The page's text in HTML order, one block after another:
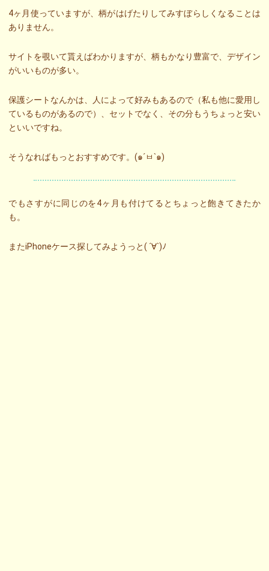
4ヶ月使っていますが、柄がはげたりしてみすぼらしくなることは
ありません。
サイトを覗いて貰えばわかりますが、柄もかなり豊富で、デザイン
がいいものが多い。
保護シートなんかは、人によって好みもあるので（私も他に愛用し
ているものがあるので）、セットでなく、その分もうちょっと安い
といいですね。
そうなればもっとおすすめです。(๑´ㅂ`๑)
でもさすがに同じのを4ヶ月も付けてるとちょっと飽きてきたか
も。
またiPhoneケース探してみようっと( ´∀`)ﾉ